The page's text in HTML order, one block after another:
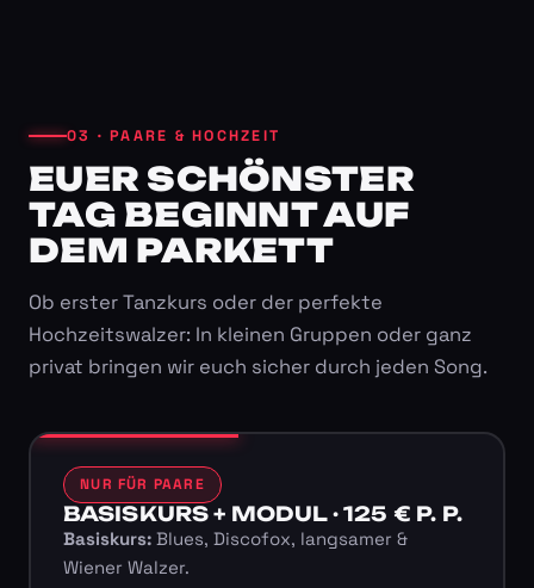
03 · PAARE & HOCHZEIT
EUER SCHÖNSTER
TAG BEGINNT AUF
DEM PARKETT
Ob erster Tanzkurs oder der perfekte
Hochzeitswalzer: In kleinen Gruppen oder ganz
privat bringen wir euch sicher durch jeden Song.
NUR FÜR PAARE
BASISKURS + MODUL · 125 € P. P.
Basiskurs:Blues, Discofox, langsamer &
Wiener Walzer.